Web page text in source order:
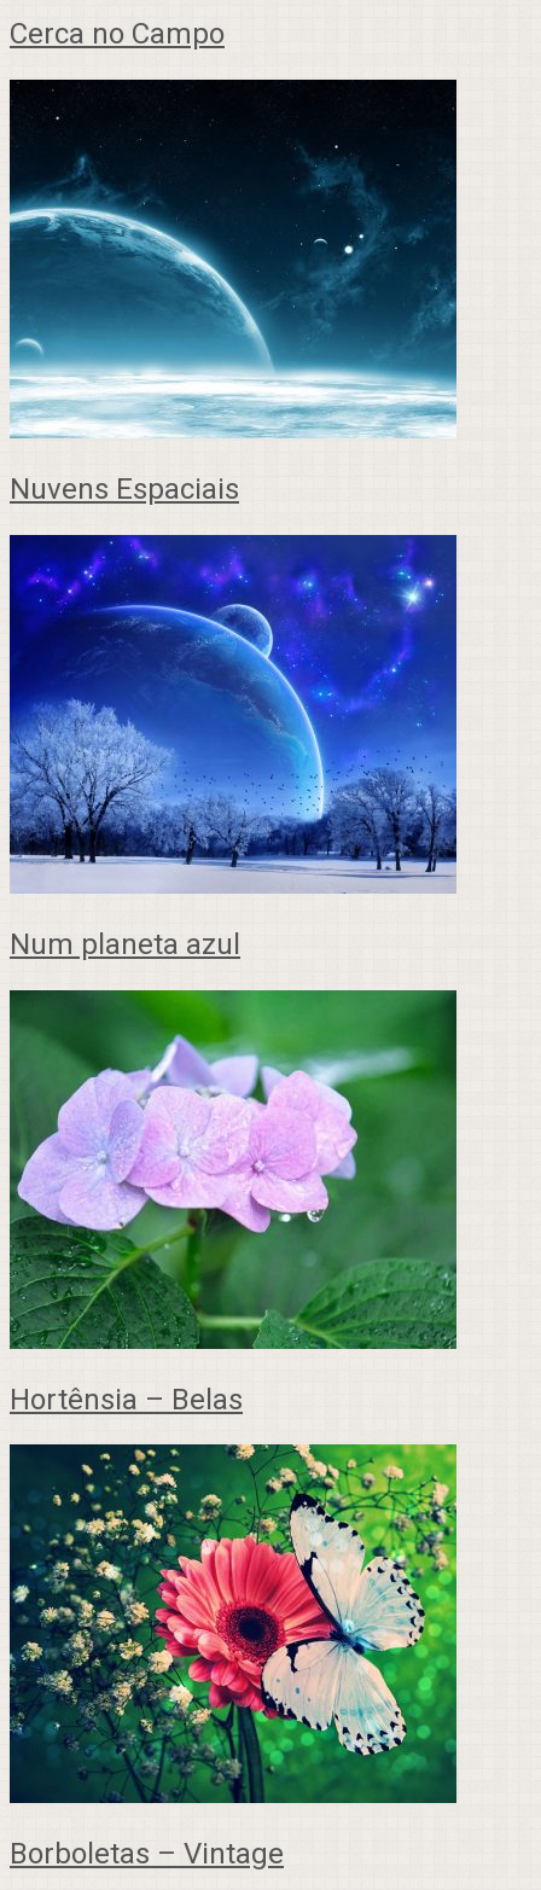
Cerca no Campo
Nuvens Espaciais
Num planeta azul
Hortênsia – Belas
Borboletas – Vintage